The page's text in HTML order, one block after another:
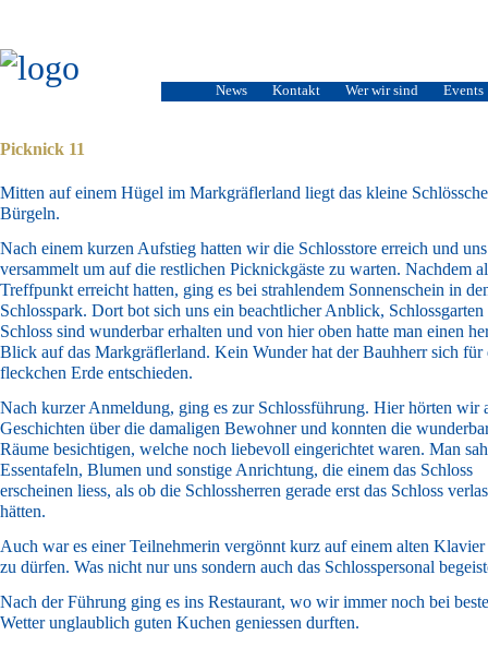
News Kontakt Wer wir sind Events
Picknick 11
Mitten auf einem Hügel im Markgräflerland liegt das kleine
Bürgeln.
Nach einem kurzen Aufstieg hatten wir die Schlosstore erreich und
versammelt um auf die restlichen Picknickgäste zu warten. Nachdem
Treffpunkt erreicht hatten, ging es bei strahlendem Sonnenschein in
Schlosspark. Dort bot sich uns ein beachtlicher Anblick, Schlossgarten
Schloss sind wunderbar erhalten und von hier oben hatte man einen
Blick auf das Markgräflerland. Kein Wunder hat der Bauhherr sich für
fleckchen Erde entschieden.
Nach kurzer Anmeldung, ging es zur Schlossführung. Hier hörten wir
Geschichten über die damaligen Bewohner und konnten die
Räume besichtigen, welche noch liebevoll eingerichtet waren. Man
Essentafeln, Blumen und sonstige Anrichtung, die einem das Schloss
erscheinen liess, als ob die Schlossherren gerade erst das Schloss
hätten.
Auch war es einer Teilnehmerin vergönnt kurz auf einem alten Klavier
zu dürfen. Was nicht nur uns sondern auch das Schlosspersonal
Nach der Führung ging es ins Restaurant, wo wir immer noch bei
Wetter unglaublich guten Kuchen geniessen durften.